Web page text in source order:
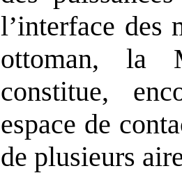
l’interface des
ottoman, la
constitue,
espace de
de plusieurs